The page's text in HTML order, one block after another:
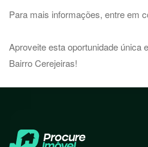
Para mais informações, entre em
Aproveite esta oportunidade única
Bairro Cerejeiras!